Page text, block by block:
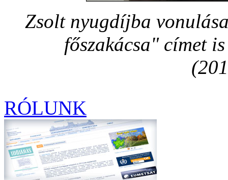
Zsolt nyugdíjba
főszakácsa" címet
RÓLUNK